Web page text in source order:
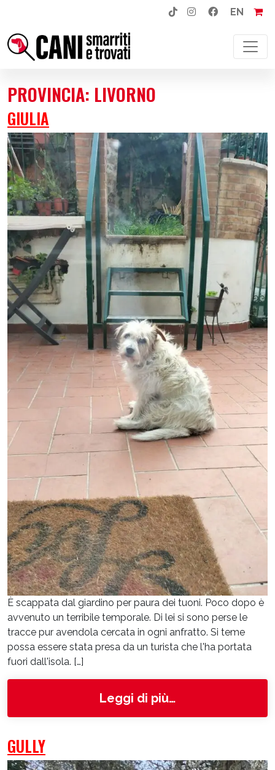
EN
NAVIGAZIONE PRINCIPALE
PROVINCIA: LIVORNO
GIULIA
È scappata dal giardino per paura dei tuoni. Poco dopo è
avvenuto un terribile temporale. Di lei si sono perse le
tracce pur avendola cercata in ogni anfratto. Si teme
possa essere stata presa da un turista che l'ha portata
fuori dall'isola. […]
Leggi di più…from Giulia
GULLY